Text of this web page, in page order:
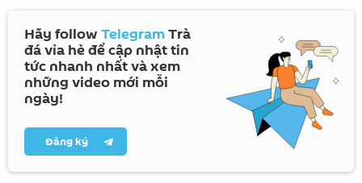
Hãy follow TelegramTrà
đá vỉa hè để cập nhật tin
tức nhanh nhất và xem
những video mới mỗi
ngày!
Đăng ký